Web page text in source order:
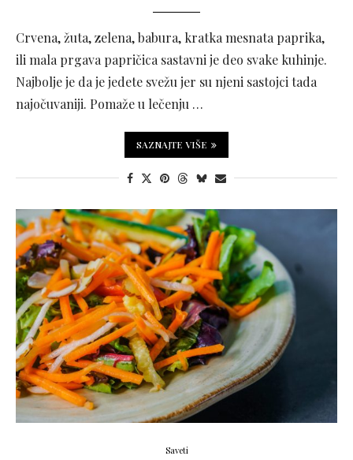
Crvena, žuta, zelena, babura, kratka mesnata paprika,
ili mala prgava papričica sastavni je deo svake kuhinje.
Najbolje je da je jedete svežu jer su njeni sastojci tada
najočuvaniji. Pomaže u lečenju …
SAZNAJTE VIŠE
Saveti